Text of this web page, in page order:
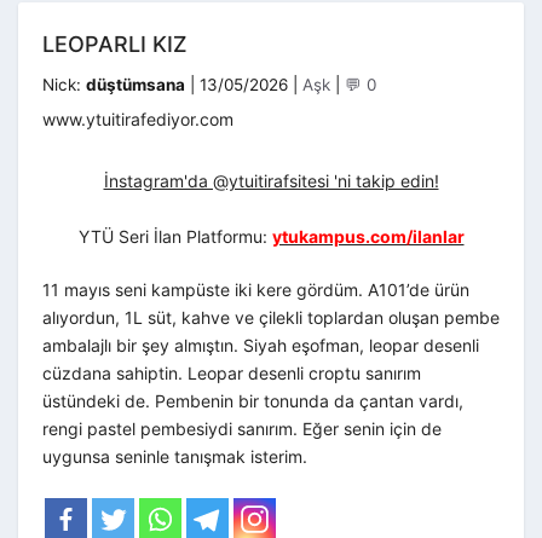
LEOPARLI KIZ
Nick: düştümsana 13/05/2026 Kategoriler
Aşk 💬 0
www.ytuitirafediyor.com
İnstagram'da @ytuitirafsitesi 'ni takip edin!
YTÜ Seri İlan Platformu: ytukampus.com/ilanlar
11 mayıs seni kampüste iki kere gördüm. A101’de ürün
alıyordun, 1L süt, kahve ve çilekli toplardan oluşan pembe
ambalajlı bir şey almıştın. Siyah eşofman, leopar desenli
cüzdana sahiptin. Leopar desenli croptu sanırım
üstündeki de. Pembenin bir tonunda da çantan vardı,
rengi pastel pembesiydi sanırım. Eğer senin için de
uygunsa seninle tanışmak isterim.